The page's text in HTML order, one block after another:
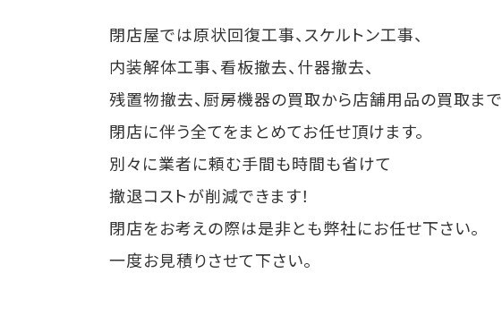
閉店屋では原状回復工事、スケルトン工事、
内装解体工事、看板撤去、什器撤去、
残置物撤去、厨房機器の買取から店舗用品の買取まで
閉店に伴う全てをまとめてお任せ頂けます。
別々に業者に頼む手間も時間も省けて
撤退コストが削減できます！
閉店をお考えの際は是非とも弊社にお任せ下さい。
一度お見積りさせて下さい。